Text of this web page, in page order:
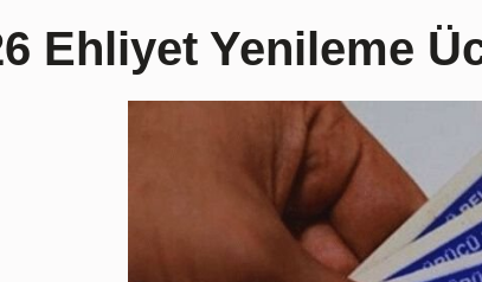
Ehliyet Yenileme